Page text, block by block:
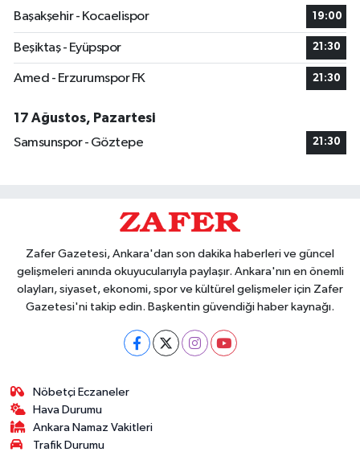
Başakşehir - Kocaelispor
19:00
Beşiktaş - Eyüpspor 21:30
Amed - Erzurumspor FK 21:30
17 Ağustos, Pazartesi
Samsunspor - Göztepe
21:30
Zafer Gazetesi, Ankara'dan son dakika haberleri ve güncel
gelişmeleri anında okuyucularıyla paylaşır. Ankara'nın en önemli
olayları, siyaset, ekonomi, spor ve kültürel gelişmeler için Zafer
Gazetesi'ni takip edin. Başkentin güvendiği haber kaynağı.
Nöbetçi Eczaneler
Hava Durumu
Ankara Namaz Vakitleri
Trafik Durumu